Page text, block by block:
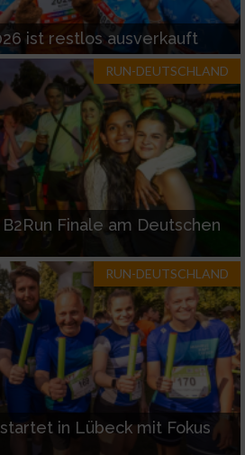
ist restlos ausverkauft
RUN-DEUTSCHLAND
Finale am Deutschen
RUN-DEUTSCHLAND
in Lübeck mit Fokus